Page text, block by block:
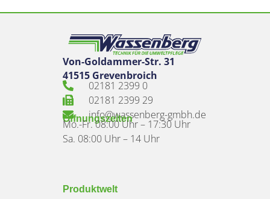
Von-Goldammer-Str. 31
41515 Grevenbroich
02181 2399 0
02181 2399 29
info@wassenberg-gmbh.de
Öffnungszeiten
Mo.-Fr. 08:00 Uhr – 17:30 Uhr
Sa. 08:00 Uhr – 14 Uhr
Produktwelt